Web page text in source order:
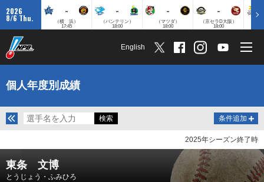
2026
8/6 Thu.
-
（横 浜）
17:45
-
（バンテリン）
18:00
-
（マツダ）
18:00
-
（京セラD大阪）
18:00
English
個人年度別成績
条件追加
2025年シーズン終了時
東条 文博
とうじょう・ふみひろ